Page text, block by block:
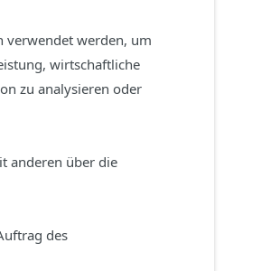
verwendet werden, um
wirtschaftliche
zu analysieren oder
anderen über die
des